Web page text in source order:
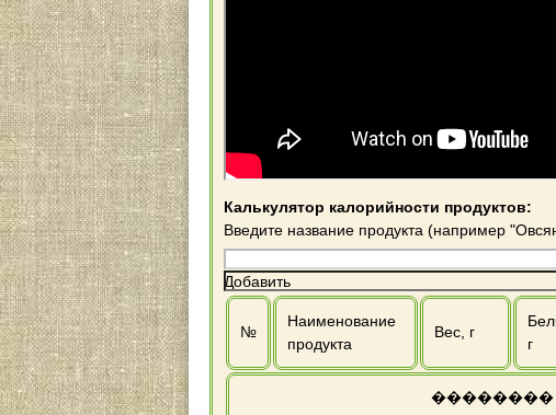
Калькулятор калорийности продуктов:
Введите название продукта (например
Добавить
№
Наименование
продукта
Вес, г
г